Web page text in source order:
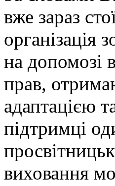
вже зараз
організація
на допомозі
прав,
адаптацією
підтримці
виховання